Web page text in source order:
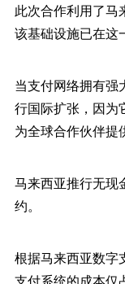
此次合作利用了马
该基础设施已在这
当支付网络拥有强
行国际扩张，因为
为全球合作伙伴提
马来西亚推行无现
约。
根据马来西亚数字